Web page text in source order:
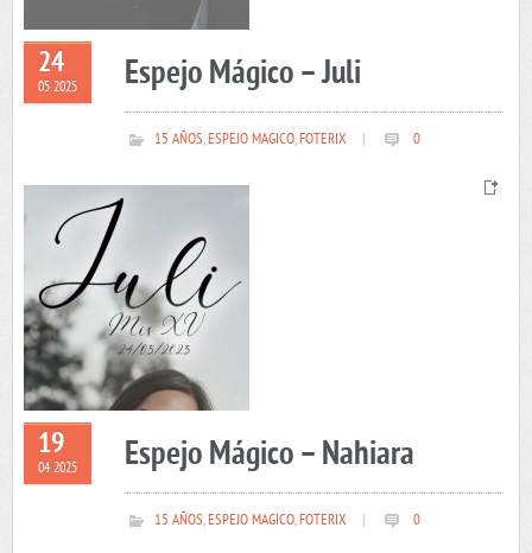
24
05 2025 Espejo Mágico – Juli
15 AÑOS,ESPEJO MAGICO,FOTERIX 0
19
04 2025 Espejo Mágico – Nahiara
15 AÑOS,ESPEJO MAGICO,FOTERIX 0